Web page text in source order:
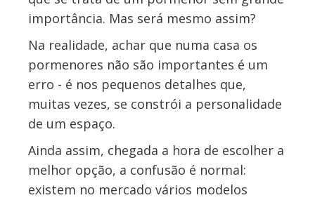
importância. Mas será mesmo assim?
Na realidade, achar que numa casa os
pormenores não são importantes é um
erro - é nos pequenos detalhes que,
muitas vezes, se constrói a personalidade
de um espaço.
Ainda assim, chegada a hora de escolher a
melhor opção, a confusão é normal:
existem no mercado vários modelos